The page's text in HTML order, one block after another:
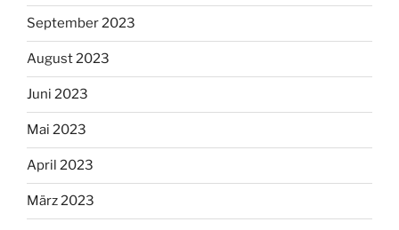
September 2023
August 2023
Juni 2023
Mai 2023
April 2023
März 2023